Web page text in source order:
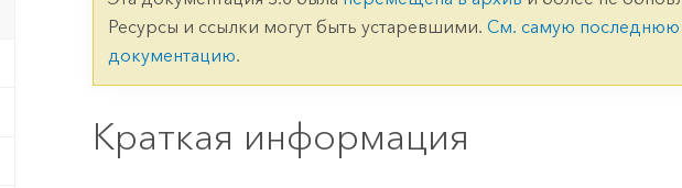
для
Все отрасли
технологий
Ресурсы и ссылки могут быть устаревшими.См. самую последнюю
документацию.
Краткая информация